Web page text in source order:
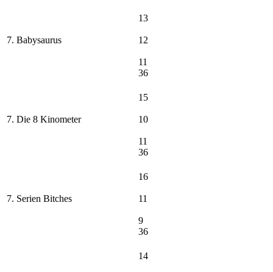
7. Babysaurus
13
12
11
36
7. Die 8 Kinometer
15
10
11
36
7. Serien Bitches
16
11
9
36
14